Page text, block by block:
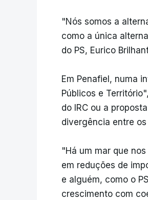
"Nós somos a
como a única
do PS, Eurico
Em Penafiel, numa
Públicos e
do IRC ou a
divergência entre
"Há um mar que
em reduções de
e alguém, como o
crescimento com